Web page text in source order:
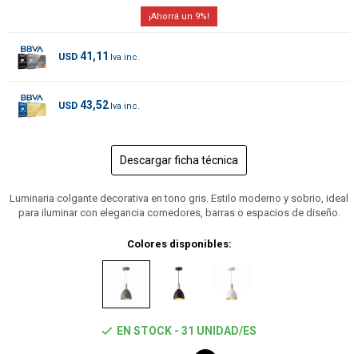
9
USD 41,11
USD 43,52
Descargar ficha técnica
Luminaria colgante decorativa en tono gris. Estilo moderno y sobrio, ideal
para iluminar con elegancia comedores, barras o espacios de diseño.
Colores disponibles:
EN STOCK - 31 UNIDAD/ES